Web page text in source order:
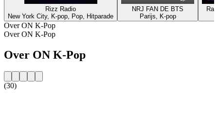
Rizz Radio
New York City, K-pop, Pop, Hitparade
NRJ FAN DE BTS
Parijs, K-pop
Over ON K-Pop
Over ON K-Pop
Over ON K-Pop
(30)